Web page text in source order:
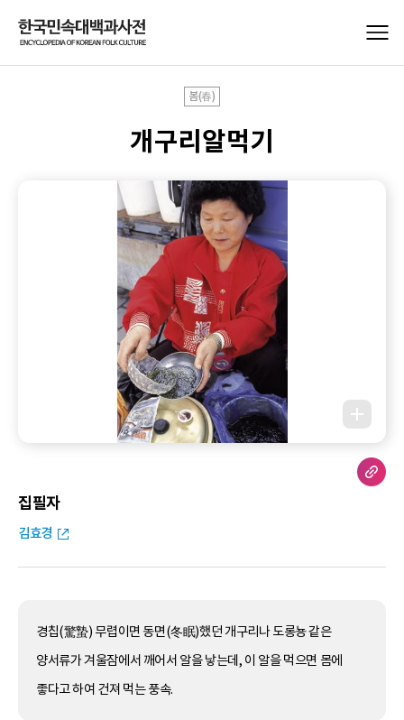
봄(春)
개구리알먹기
집필자
김효경
경칩(驚蟄) 무렵이면 동면(冬眠)했던 개구리나 도롱뇽 같은
양서류가 겨울잠에서 깨어서 알을 낳는데, 이 알을 먹으면 몸에
좋다고 하여 건져 먹는 풍속.